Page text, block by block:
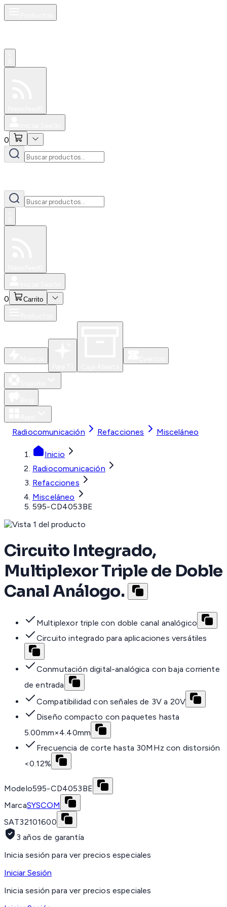
0
0 Carrito
Radiocomunicación Refacciones Misceláneo
Inicio
Radiocomunicación
Refacciones
Misceláneo
595-CD4053BE
Circuito Integrado,
Multiplexor Triple de Doble
Canal Análogo.
Multiplexor triple con doble canal analógico
Circuito integrado para aplicaciones versátiles
Conmutación digital-analógica con baja corriente
de entrada
Compatibilidad con señales de 3V a 20V
Diseño compacto con paquetes hasta
5.00mm×4.40mm
Frecuencia de corte hasta 30MHz con distorsión
<0.12%
Modelo595-CD4053BE
MarcaSYSCOM
SAT32101600
3 años de garantía
Inicia sesión para ver precios especiales
Iniciar Sesión
Inicia sesión para ver precios especiales